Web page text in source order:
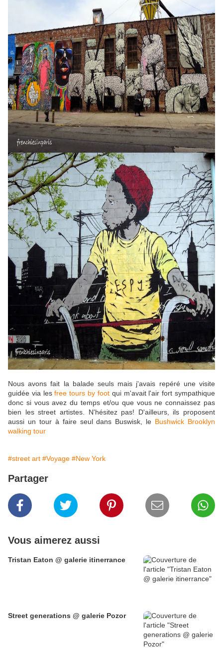
Nous avons fait la balade seuls mais j'avais repéré une visite
guidée via lesfree tours by footqui m'avait l'air fort sympathique
donc si vous avez du temps et/ou que vous ne connaissez pas
bien les street artistes. N'hésitez pas! D'ailleurs, ils proposent
aussi un tour à faire seul dans Buswisk, le Bushwick Brooklyn
walking tour
#street art #Voyage #New York
Partager
Vous aimerez aussi
Tristan Eaton @ galerie itinerrance
Street generations @ galerie Pozor